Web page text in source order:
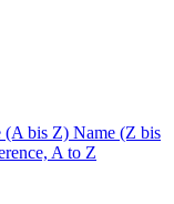
(A bis Z) Name (Z bis
A to Z